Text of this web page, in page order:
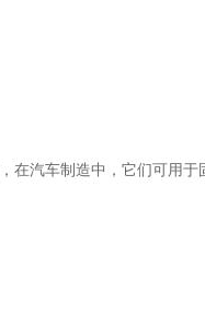
在汽车制造中，它们可用